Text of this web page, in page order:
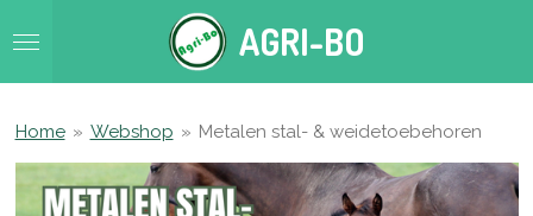
direct
hoofdinhoud
AGRI-BO
Home » Webshop » Metalen stal- & weidetoebehoren